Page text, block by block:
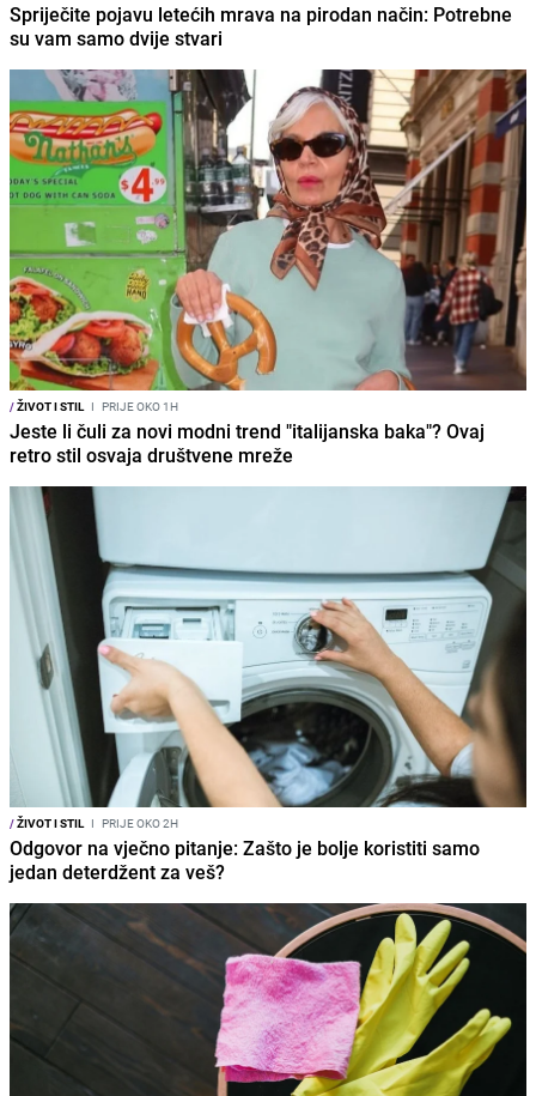
Spriječite pojavu letećih mrava na pirodan način: Potrebne
su vam samo dvije stvari
/ŽIVOT I STIL I PRIJE OKO 1H
Jeste li čuli za novi modni trend "italijanska baka"? Ovaj
retro stil osvaja društvene mreže
/ŽIVOT I STIL I PRIJE OKO 2H
Odgovor na vječno pitanje: Zašto je bolje koristiti samo
jedan deterdžent za veš?